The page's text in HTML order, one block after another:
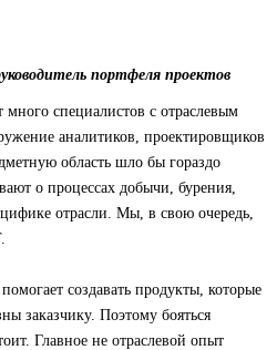
портфеля проектов
много специалистов с отраслевым
аналитиков, проектировщиков
область шло бы гораздо
о процессах добычи, бурения,
отрасли. Мы, в свою очередь,
создавать продукты, которые
заказчику. Поэтому бояться
Главное не отраслевой опыт